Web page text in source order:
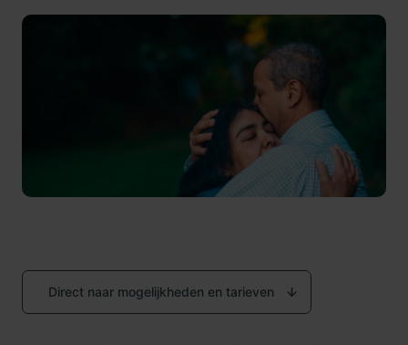
Direct naar mogelijkheden en tarieven